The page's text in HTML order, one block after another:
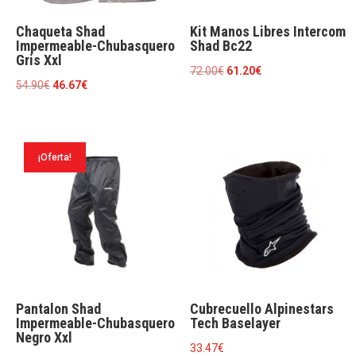
Chaqueta Shad
Impermeable-Chubasquero
Gris Xxl
54.90€El
era:
54.90€.
46.67€El
46.67€.
Kit Manos Libres Intercom
Shad Bc22
72.00€ El
61.20€El
¡Oferta!
Pantalon Shad
Impermeable-Chubasquero
Negro Xxl
Cubrecuello Alpinestars
Tech Baselayer
33.47€